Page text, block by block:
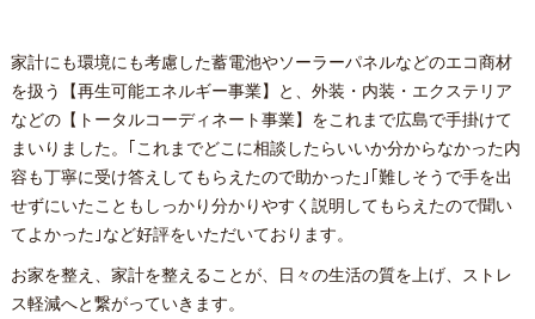
家計にも環境にも考慮した蓄電池やソーラーパネルなどのエコ商材
を扱う【再生可能エネルギー事業】と、外装・内装・エクステリア
などの【トータルコーディネート事業】をこれまで広島で手掛けて
まいりました。｢これまでどこに相談したらいいか分からなかった内
容も丁寧に受け答えしてもらえたので助かった｣｢難しそうで手を出
せずにいたこともしっかり分かりやすく説明してもらえたので聞い
てよかった｣など好評をいただいております。
お家を整え、家計を整えることが、日々の生活の質を上げ、ストレ
ス軽減へと繋がっていきます。